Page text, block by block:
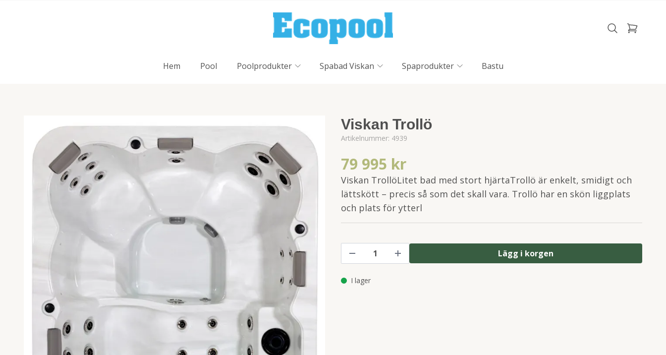
Hem Pool Poolprodukter Spabad Viskan Spaprodukter Bastu
Viskan Trollö
Artikelnummer: 4939
79 995 kr
Viskan TrollöLitet bad med stort hjärtaTrollö är enkelt, smidigt och
lättskött – precis så som det skall vara. Trollö har en skön liggplats
och plats för ytterl
Lägg i korgen
I lager